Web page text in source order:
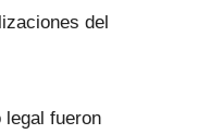
del
fueron